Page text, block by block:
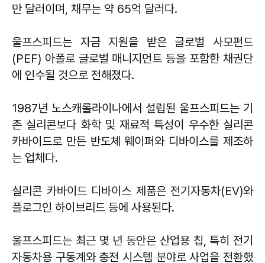
만 달러이며, 채무는 약 65억 달러다.
울프스피드는 자금 지원을 받은 글로벌 사모펀드
(PEF) 아폴로 글로벌 매니지먼트 등을 포함한 채권단
에 인수될 것으로 전해졌다.
1987년 노스캐롤라이나에서 설립된 울프스피드는 기
존 실리콘보다 화학 및 재료적 특성이 우수한 실리콘
카바이드로 만든 반도체 웨이퍼와 디바이스를 제조하
는 업체다.
실리콘 카바이드 디바이스 제품은 전기자동차(EV)와
플로그인 하이브리드 등에 사용된다.
울프스피드는 최근 몇 년 동안은 산업용 칩, 특히 전기
자동차용 구동계와 충전 시스템 분야로 사업을 전환했